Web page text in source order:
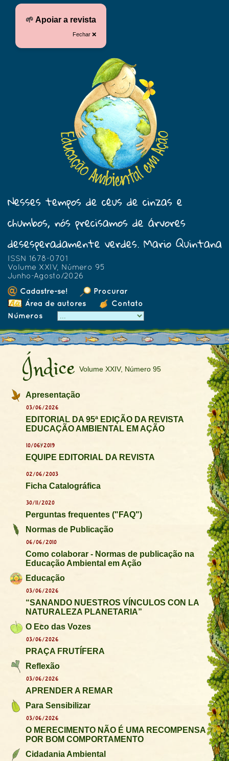
🌱 Apoiar a revista
Fechar ❌
Nesses tempos de céus de cinzas e
chumbos, nós precisamos de árvores
desesperadamente verdes. Mario Quintana
ISSN 1678-0701
Volume XXIV, Número 95
Junho-Agosto/2026
Cadastre-se!
Procurar
Área de autores
Contato
Números
Índice Volume XXIV, Número 95
Apresentação
03/06/2026
EDITORIAL DA 95ª EDIÇÃO DA REVISTA
EDUCAÇÃO AMBIENTAL EM AÇÃO
10/06/2019
EQUIPE EDITORIAL DA REVISTA
02/06/2003
Ficha Catalográfica
30/11/2020
Perguntas frequentes ("FAQ")
Normas de Publicação
06/06/2010
Como colaborar - Normas de publicação na
Educação Ambiental em Ação
Educação
03/06/2026
“SANANDO NUESTROS VÍNCULOS CON LA
NATURALEZA PLANETARIA”
O Eco das Vozes
03/06/2026
PRAÇA FRUTÍFERA
Reflexão
03/06/2026
APRENDER A REMAR
Para Sensibilizar
03/06/2026
O MERECIMENTO NÃO É UMA RECOMPENSA
POR BOM COMPORTAMENTO
Cidadania Ambiental